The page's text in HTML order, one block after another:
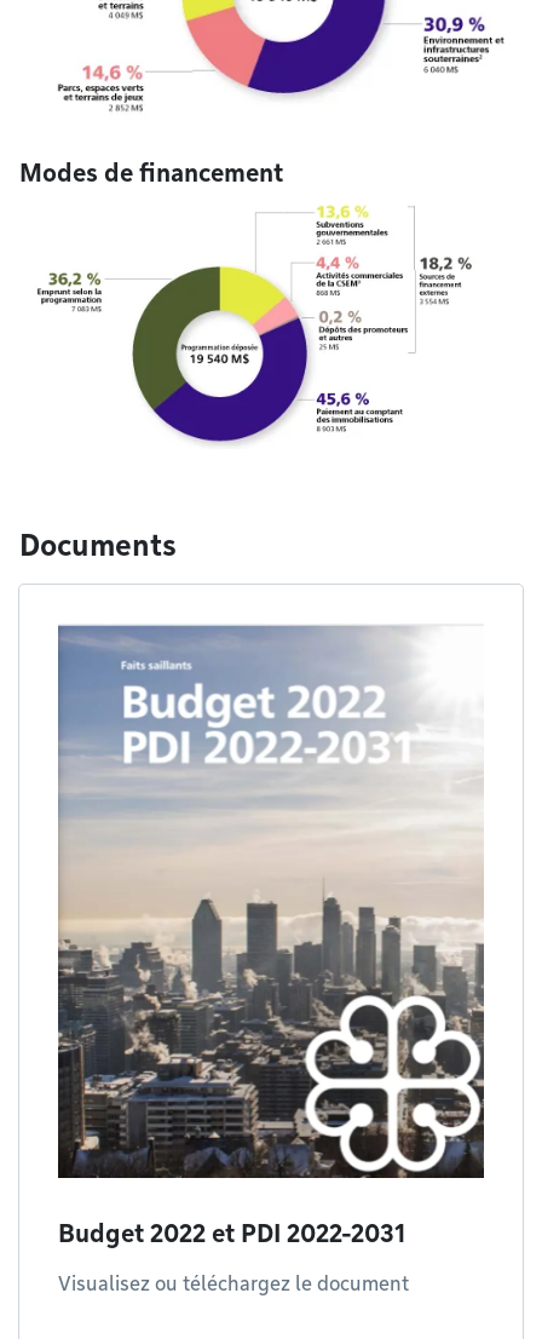
Modes de financement
Documents
Budget 2022 et PDI 2022-2031
Visualisez ou téléchargez le document